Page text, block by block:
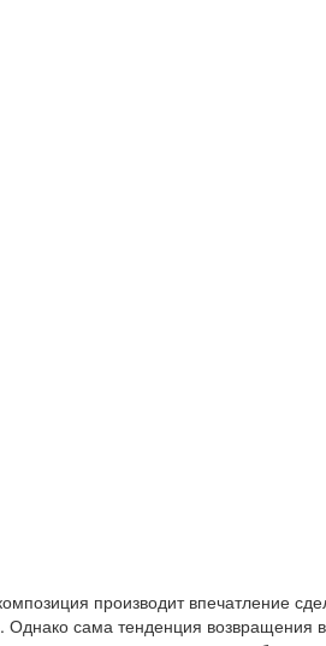
производит впечатление
Однако сама тенденция